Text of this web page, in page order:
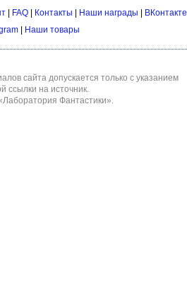
| FAQ| Контакты Наши награды
ВКонтакте
Наши товары
сайта допускается только с указанием
ссылки на источник.
Фантастики».